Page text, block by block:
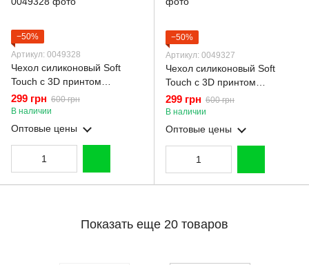
−50%
Артикул: 0049328
Чехол силиконовый Soft
Touch с 3D принтом
смешного теда мишки для
Samsung Galaxy A16 5G
(SM-A166) малиновый
(Полная защита камеры)
299 грн 600 грн
В наличии
Оптовые цены
−50%
Артикул: 0049327
Чехол силиконовый Soft
Touch с 3D принтом
смешного теда мишки для
Samsung Galaxy A16 5G
(SM-A166) розовый (Полная
защита камеры)
299 грн 600 грн
В наличии
Оптовые цены
Показать еще 20 товаров